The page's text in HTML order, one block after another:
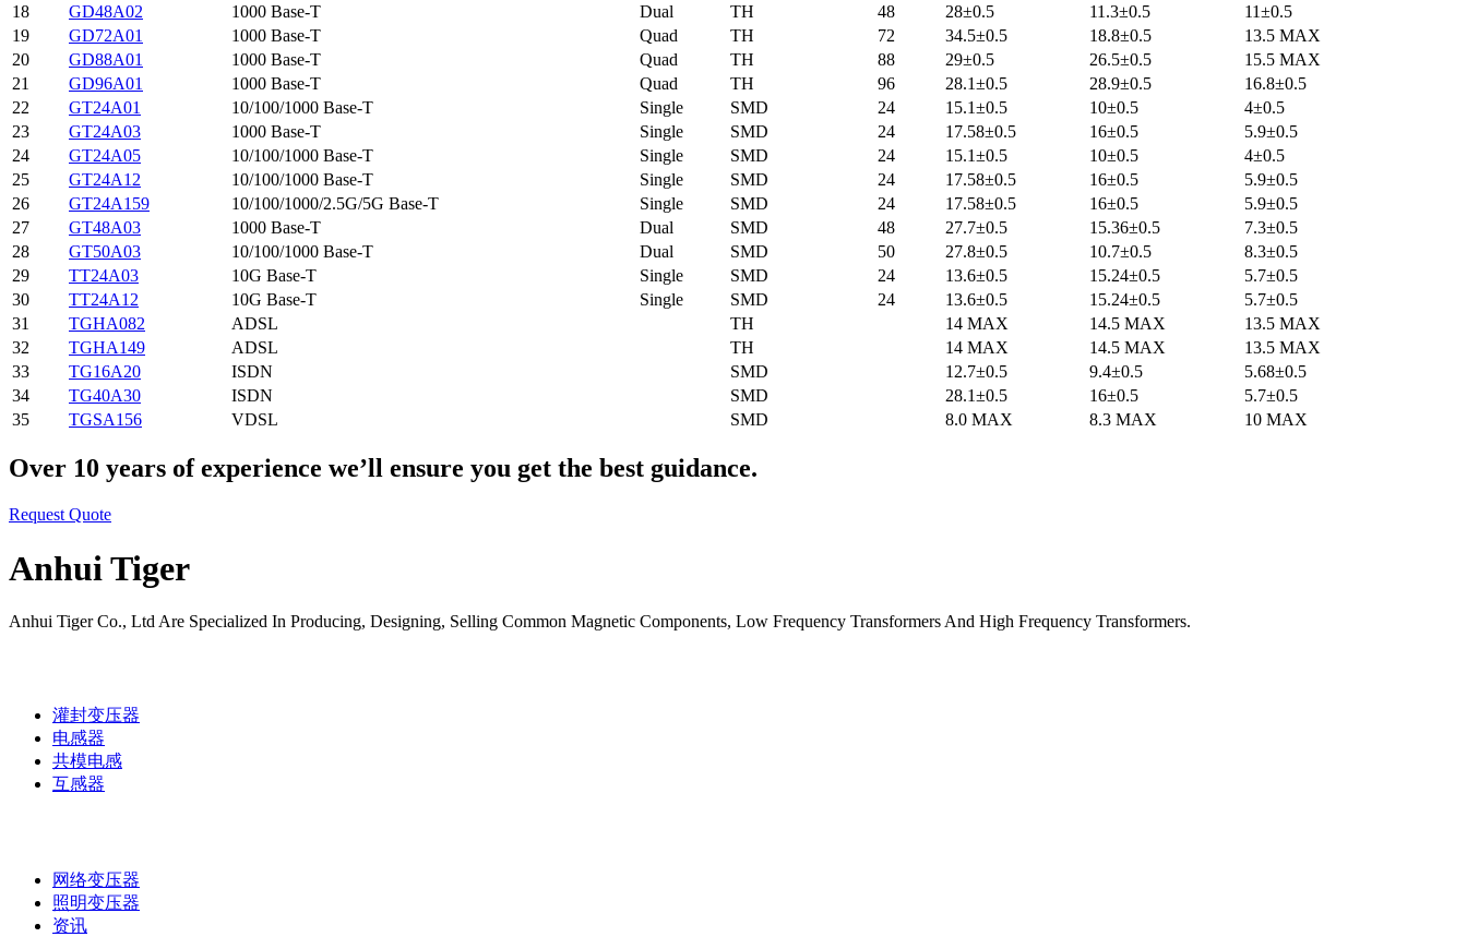
18
GD48A02 1000 Base-T Dual TH 48 28±0.5 11.3±0.5
11±0.5
19
GD72A01 1000 Base-T Quad TH 72 34.5±0.5 18.8±0.5
13.5 MAX
20
GD88A01 1000 Base-T Quad TH 88 29±0.5 26.5±0.5
15.5 MAX
21
GD96A01 1000 Base-T Quad TH 96 28.1±0.5 28.9±0.5
16.8±0.5
22
GT24A01 10/100/1000 Base-T Single SMD 24 15.1±0.5 10±0.5
4±0.5
23
GT24A03 1000 Base-T Single SMD 24 17.58±0.5 16±0.5
5.9±0.5
24
GT24A05 10/100/1000 Base-T Single SMD 24 15.1±0.5 10±0.5
4±0.5
25
GT24A12 10/100/1000 Base-T Single SMD 24 17.58±0.5 16±0.5
5.9±0.5
26
GT24A159 10/100/1000/2.5G/5G Base-T Single SMD 24 17.58±0.5 16±0.5
5.9±0.5
27
GT48A03 1000 Base-T Dual SMD 48 27.7±0.5 15.36±0.5
7.3±0.5
28
GT50A03 10/100/1000 Base-T Dual SMD 50 27.8±0.5 10.7±0.5
8.3±0.5
29
TT24A03 10G Base-T Single SMD 24 13.6±0.5 15.24±0.5
5.7±0.5
30
TT24A12 10G Base-T Single SMD 24 13.6±0.5 15.24±0.5
5.7±0.5
31
TGHA082 ADSL TH 14 MAX 14.5 MAX
13.5 MAX
32
TGHA149 ADSL TH 14 MAX 14.5 MAX
13.5 MAX
33
TG16A20 ISDN SMD 12.7±0.5 9.4±0.5
5.68±0.5
34
TG40A30 ISDN SMD 28.1±0.5 16±0.5
5.7±0.5
35
TGSA156 VDSL SMD 8.0 MAX 8.3 MAX 10 MAX
Over 10 years of experience we’ll ensure you get the best guidance.
Request Quote
Anhui Tiger
Anhui Tiger Co., Ltd Are Specialized In Producing, Designing, Selling Common Magnetic Components, Low Frequency Transformers And High Frequency Transformers.
灌封变压器
电感器
共模电感
互感器
网络变压器
照明变压器
资讯